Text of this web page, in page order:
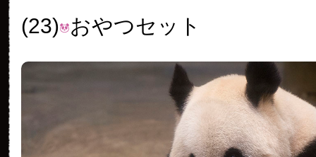
(23) おやつセット